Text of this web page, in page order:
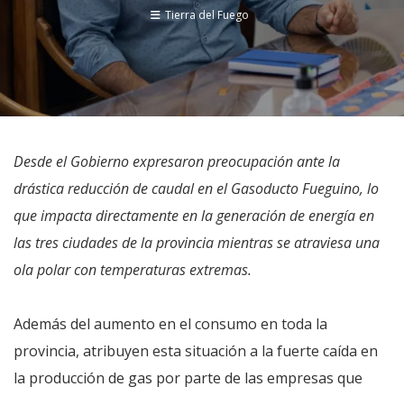
Tierra del Fuego
Desde el Gobierno expresaron preocupación ante la
drástica reducción de caudal en el Gasoducto Fueguino, lo
que impacta directamente en la generación de energía en
las tres ciudades de la provincia mientras se atraviesa una
ola polar con temperaturas extremas.
Además del aumento en el consumo en toda la
provincia, atribuyen esta situación a la fuerte caída en
la producción de gas por parte de las empresas que